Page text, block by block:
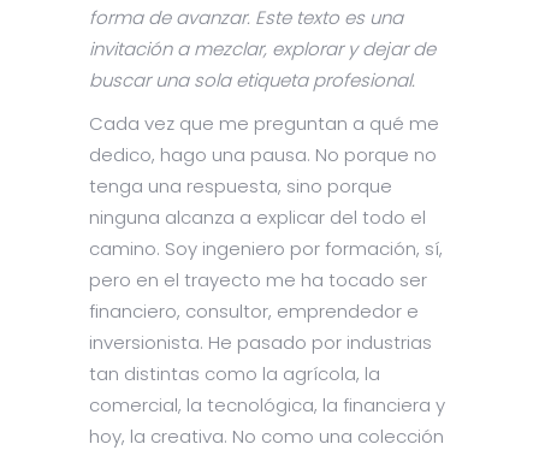
forma de avanzar. Este texto es una
invitación a mezclar, explorar y dejar de
buscar una sola etiqueta profesional.
Cada vez que me preguntan a qué me
dedico, hago una pausa. No porque no
tenga una respuesta, sino porque
ninguna alcanza a explicar del todo el
camino. Soy ingeniero por formación, sí,
pero en el trayecto me ha tocado ser
financiero, consultor, emprendedor e
inversionista. He pasado por industrias
tan distintas como la agrícola, la
comercial, la tecnológica, la financiera y
hoy, la creativa. No como una colección